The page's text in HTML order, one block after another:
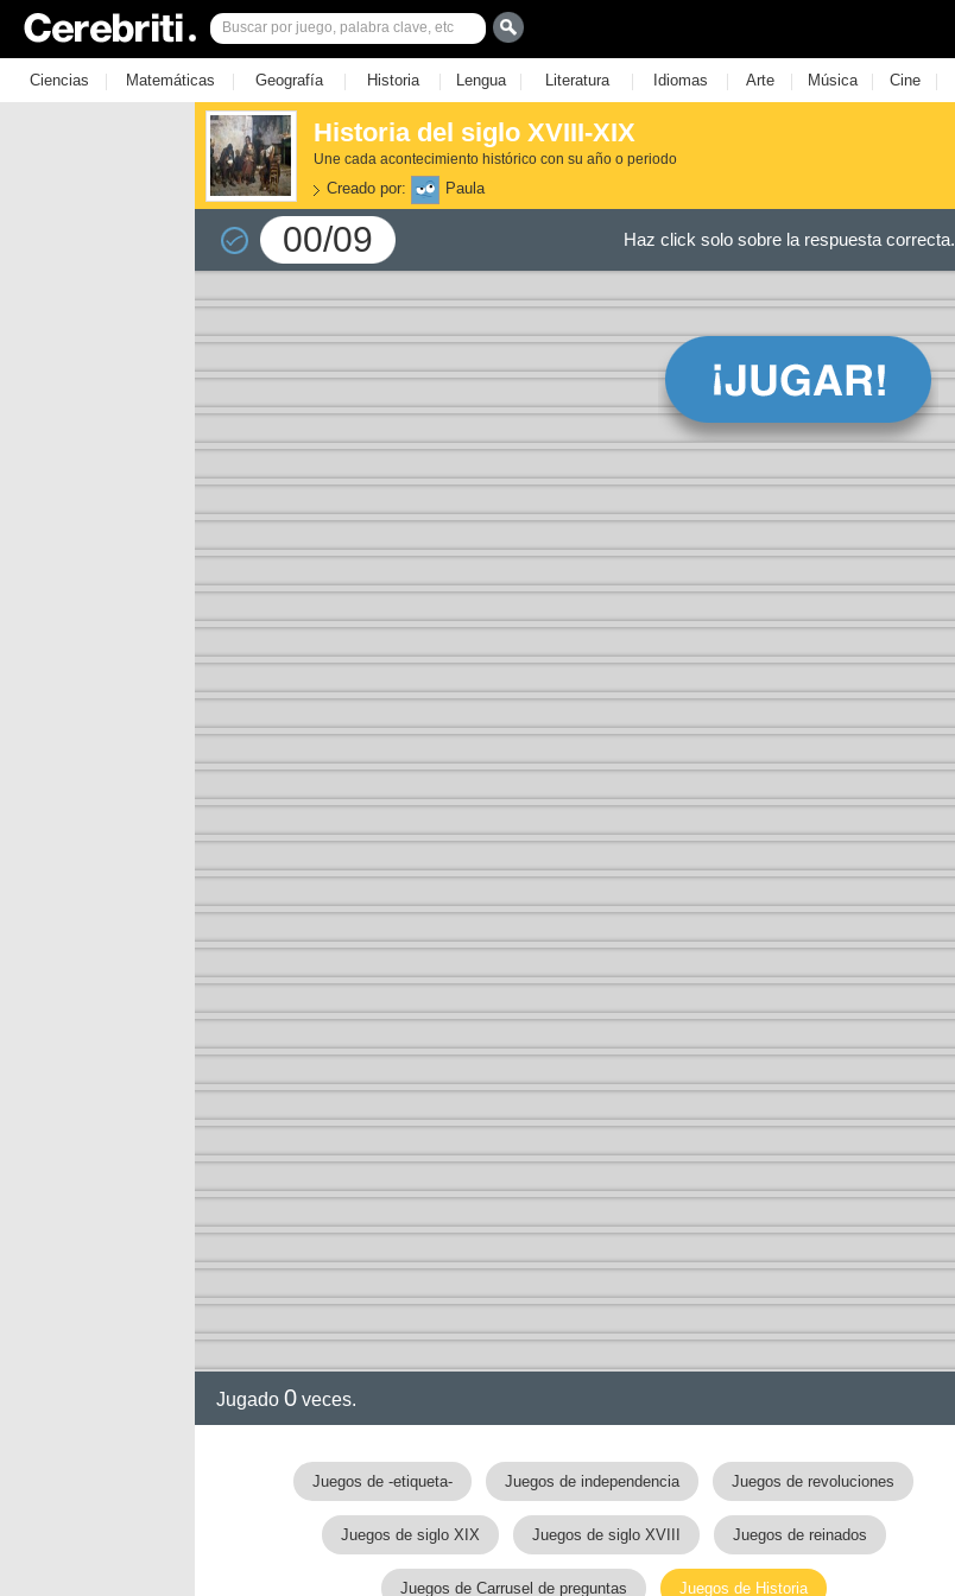
Ciencias | Matemáticas | Geografía | Historia | Lengua | Literatura | Idiomas | Arte | Música | Cine |
Historia del siglo XVIII-XIX
Une cada acontecimiento histórico con su año o periodo
Creado por: Paula
00/09 Haz click solo sobre la respuesta correcta.
Jugado 0 veces.
Juegos de -etiqueta- Juegos de independencia Juegos de revoluciones
Juegos de siglo XIX Juegos de siglo XVIII Juegos de reinados
Juegos de Carrusel de preguntas Juegos de Historia